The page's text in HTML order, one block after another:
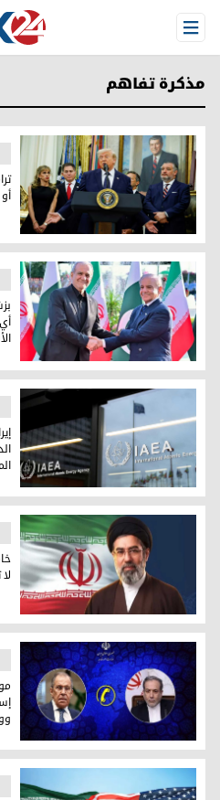
Open Menu
مذكرة تفاهم
ترامب: إما التوصل إلى اتفاق
بزشكيان من إسلام آباد:
إيران لن تسمح لمفتشي الوكالة
خامنئي: المفاوضات المباشرة
موسكو تعلن دعمها لمذكرة